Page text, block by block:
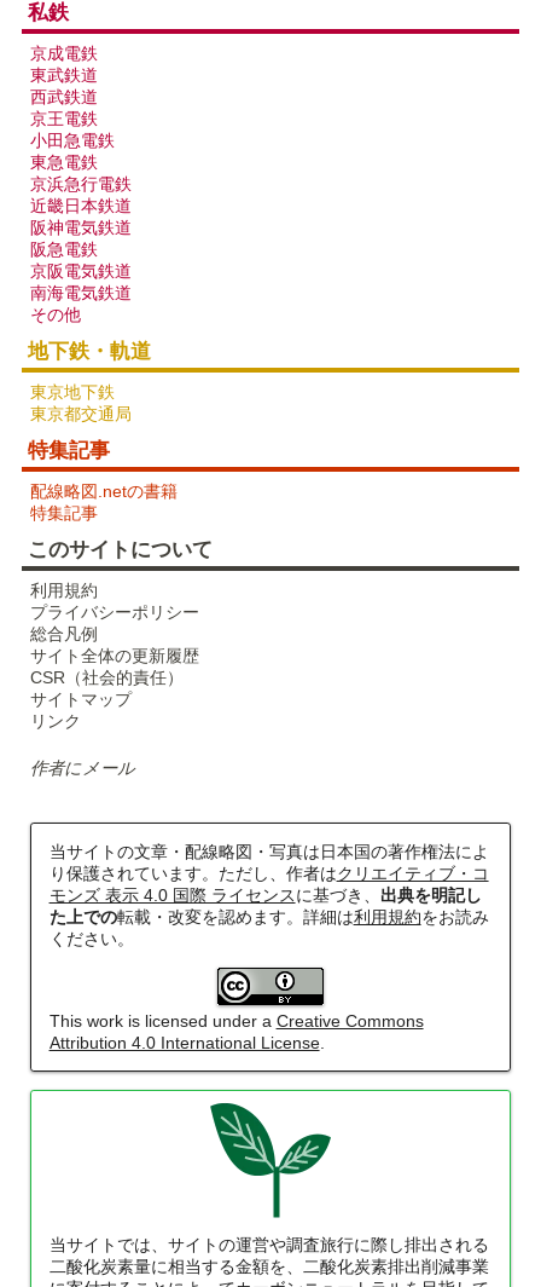
私鉄
京成電鉄
東武鉄道
西武鉄道
京王電鉄
小田急電鉄
東急電鉄
京浜急行電鉄
近畿日本鉄道
阪神電気鉄道
阪急電鉄
京阪電気鉄道
南海電気鉄道
その他
地下鉄・軌道
東京地下鉄
東京都交通局
特集記事
配線略図.netの書籍
特集記事
このサイトについて
利用規約
プライバシーポリシー
総合凡例
サイト全体の更新履歴
CSR（社会的責任）
サイトマップ
リンク
作者にメール
当サイトの文章・配線略図・写真は日本国の著作権法によ
り保護されています。ただし、作者はクリエイティブ・コ
モンズ 表示 4.0 国際 ライセンスに基づき、 出典を明記し
た上での転載・改変を認めます。詳細は利用規約をお読み
ください。
This work is licensed under a Creative Commons
Attribution 4.0 International License.
当サイトでは、サイトの運営や調査旅行に際し排出される
二酸化炭素量に相当する金額を、二酸化炭素排出削減事業